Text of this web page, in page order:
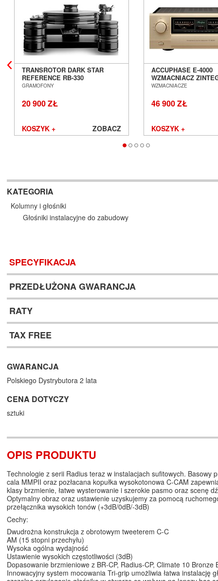
TRANSROTOR DARK STAR
REFERENCE RB-330
GRAMOFON ANALOGOWY
GRAMOFONY
20 900 ZŁ
KOSZYK + ZOBACZ
ACCUPHASE E-4000
WZMACNIACZ
SALON POZNAŃ
WZMACNIACZE
46 900 ZŁ
KOSZYK +
KATEGORIA
Kolumny i głośniki
Głośniki instalacyjne do zabudowy
SPECYFIKACJA
PRZEDŁUŻONA GWARANCJA
RATY
TAX FREE
GWARANCJA
Polskiego Dystrybutora 2 lata
CENA DOTYCZY
sztuki
OPIS PRODUKTU
Technologie z serii Radius teraz w instalacjach sufitowych. Basowy
cala MMPII oraz pozłacana kopułka wysokotonowa C-CAM
klasy brzmienie, łatwe wysterowanie i szerokie pasmo oraz scenę
Optymalny obraz oraz ustawienie uzyskujemy za pomocą
przełącznika wysokich tonów (+3dB/0dB/-3dB)
Cechy:
Dwudrożna konstrukcja z obrotowym tweeterem C-C
AM (15 stopni przechyłu)
Wysoka ogólna wydajność
Ustawienie wysokich częstotliwości (3dB)
Dopasowanie brzmieniowe z BR-CP, Radius-CP, Climate 10 Bronze
Innowacyjny system mocowania Tri-grip umożliwia łatwa instalację